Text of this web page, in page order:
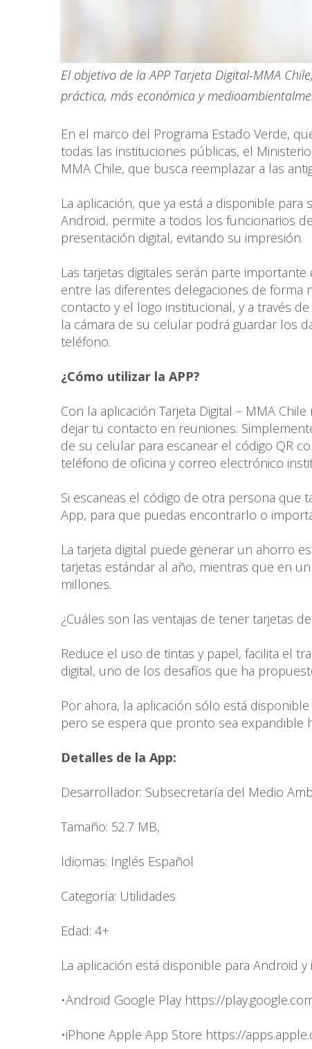
El objetivo de la APP Tarjeta Digital-MMA
práctica, más económica y
En el marco del Programa Estado Verde,
todas las instituciones públicas, el
MMA Chile, que busca reemplazar a las
La aplicación, que ya está a disponible
Android, permite a todos los funcionarios
presentación digital, evitando su impresión.
Las tarjetas digitales serán parte
entre las diferentes delegaciones de forma
contacto y el logo institucional, y a través
la cámara de su celular podrá guardar los
teléfono.
¿Cómo utilizar la APP?
Con la aplicación Tarjeta Digital – MMA
dejar tu contacto en reuniones.
de su celular para escanear el código QR
teléfono de oficina y correo electrónico
Si escaneas el código de otra persona
App, para que puedas encontrarlo o
La tarjeta digital puede generar un ahorro
tarjetas estándar al año, mientras que en
millones.
¿Cuáles son las ventajas de tener tarjetas
Reduce el uso de tintas y papel, facilita el
digital, uno de los desafíos que ha
Por ahora, la aplicación sólo está
pero se espera que pronto sea expandible
Detalles de la App:
Desarrollador: Subsecretaría del Medio
Tamaño: 52.7 MB,
Idiomas: Inglés Español
Categoría: Utilidades
Edad: 4+
La aplicación está disponible para Android y
•Android Google Play https://
•iPhone Apple App Store https://